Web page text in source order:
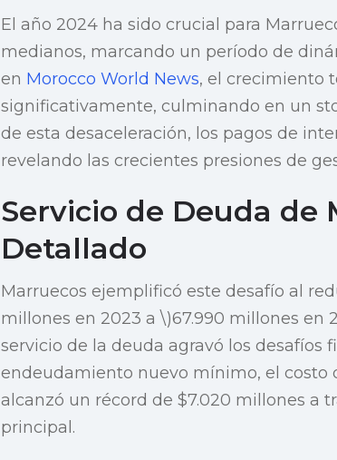
El año 2024 ha sido crucial para
medianos, marcando un período de
en Morocco World News, el crecimiento
significativamente, culminando en un
de esta desaceleración, los pagos de
revelando las crecientes presiones de
Servicio de Deuda de
Detallado
Marruecos ejemplificó este desafío al
millones en 2023 a \)67.990 millones en
servicio de la deuda agravó los desafíos
endeudamiento nuevo mínimo, el costo
alcanzó un récord de $7.020 millones a
principal.